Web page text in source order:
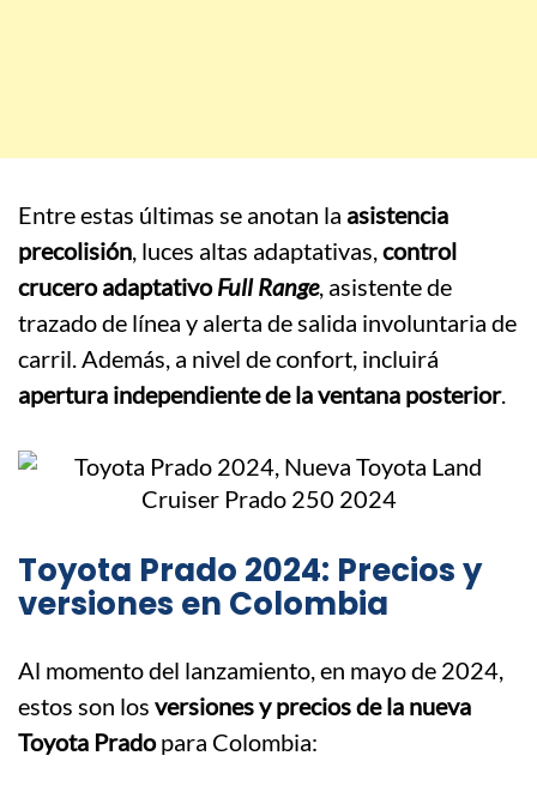
Entre estas últimas se anotan la asistencia
precolisión, luces altas adaptativas,control
crucero adaptativoFull Range, asistente de
trazado de línea y alerta de salida involuntaria de
carril. Además, a nivel de confort, incluirá
apertura independiente de la ventana posterior.
Toyota Prado 2024: Precios y
versiones en Colombia
Al momento del lanzamiento, en mayo de 2024,
estos son los versiones y precios de la nueva
Toyota Pradopara Colombia: